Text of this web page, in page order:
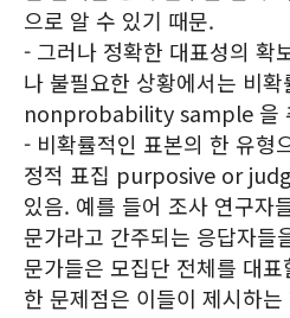
으로 알 수 있기 때문.
- 그러나 정확한 대표성의 확
나 불필요한 상황에서는 비확
nonprobability sample 을
- 비확률적인 표본의 한 유형
정적 표집 purposive or
있음. 예를 들어 조사 연구자
문가라고 간주되는 응답자들
문가들은 모집단 전체를 대
한 문제점은 이들이 제시하